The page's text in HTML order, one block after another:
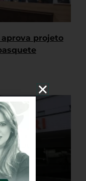
aprova projeto